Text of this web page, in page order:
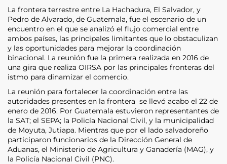
La frontera terrestre entre La Hachadura, El Salvador, y
Pedro de Alvarado, de Guatemala, fue el escenario de un
encuentro en el que se analizó el flujo comercial entre
ambos países, las principales limitantes que lo obstaculizan
y las oportunidades para mejorar la coordinación
binacional. La reunión fue la primera realizada en 2016 de
una gira que realiza OIRSA por las principales fronteras del
istmo para dinamizar el comercio.
La reunión para fortalecer la coordinación entre las
autoridades presentes en la frontera se llevó acabo el 22 de
enero de 2016. Por Guatemala estuvieron representantes de
la SAT; el SEPA; la Policía Nacional Civil, y la municipalidad
de Moyuta, Jutiapa. Mientras que por el lado salvadoreño
participaron funcionarios de la Dirección General de
Aduanas, el Ministerio de Agricultura y Ganadería (MAG), y
la Policía Nacional Civil (PNC).